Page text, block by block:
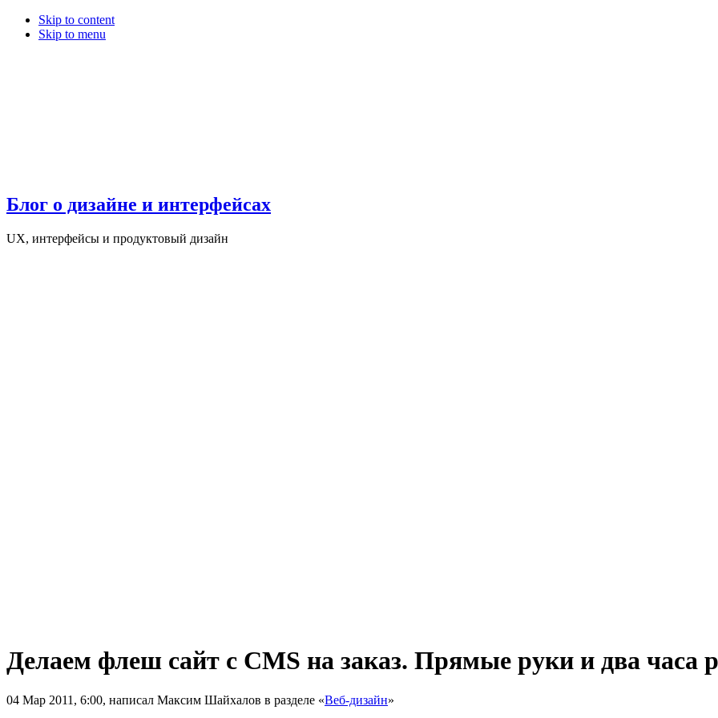
Skip to content
Skip to menu
Блог о дизайне и интерфейсах
UX, интерфейсы и продуктовый дизайн
Делаем флеш сайт с CMS на заказ. Прямые руки и два часа
04 Мар 2011, 6:00, написал Максим Шайхалов в разделе «Веб-дизайн»